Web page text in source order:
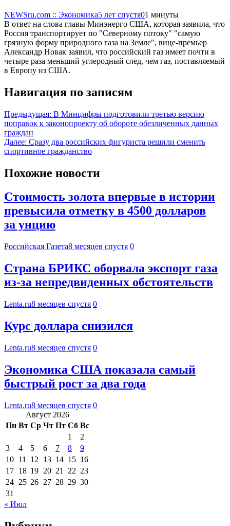
NEWSru.com :: Экономика5 лет спустя01 минуты
В ответ на слова главы Минэнерго США, которая заявила, что
Россия транспортирует по "Северному потоку" "самую
грязную форму природного газа на Земле", вице-премьер
Александр Новак заявил, что российский газ имеет почти в
четыре раза меньший углеродный след, чем газ, поставляемый
в Европу из США.
Навигация по записям
Предыдущая: В Минцифры подготовили третью версию
поправок к законопроекту об обороте обезличенных данных
граждан
Далее: Сразу два российских фигуриста решили сменить
спортивное гражданство
Похожие новости
Стоимость золота впервые в истории
превысила отметку в 4500 долларов
за унцию
Российская Газета8 месяцев спустя 0
Страна БРИКС оборвала экспорт газа
из-за непредвиденных обстоятельств
Lenta.ru8 месяцев спустя 0
Курс доллара снизился
Lenta.ru8 месяцев спустя 0
Экономика США показала самый
быстрый рост за два года
Lenta.ru8 месяцев спустя 0
Август 2026
Пн Вт Ср Чт Пт Сб Вс
1
2
3
4 5 6 7 8
9
10 11 12 13 14 15 16
17 18 19 20 21 22 23
24 25 26 27 28 29 30
31
« Июл